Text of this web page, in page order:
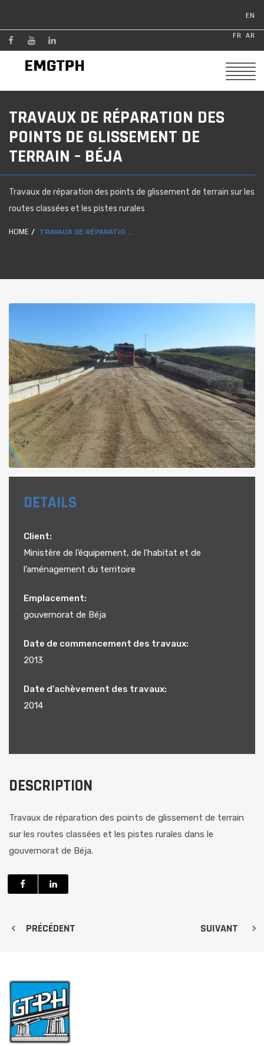
FR
EN
AR
TRAVAUX DE RÉPARATION DES
POINTS DE GLISSEMENT DE
TERRAIN – BÉJA
Travaux de réparation des points de glissement de terrain sur les
routes classées et les pistes rurales
HOME TRAVAUX DE RÉPARATIO ...
DETAILS
Client:
Ministère de l’équipement, de l'habitat et de
l’aménagement du territoire
Emplacement:
gouvernorat de Béja
Date de commencement des travaux:
2013
Date d’achèvement des travaux:
2014
DESCRIPTION
Travaux de réparation des points de glissement de terrain
sur les routes classées et les pistes rurales dans le
gouvernorat de Béja.
PRÉCÉDENT SUIVANT